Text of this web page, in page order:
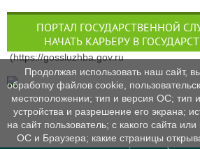
ПОРТАЛ ГОСУДАРСТВЕННОЙ
НАЧАТЬ КАРЬЕРУ В
(https://gossluzhba.gov.ru
Продолжая использовать наш сайт,
обработку файлов cookie,
местоположении; тип и версия ОС; тип
устройства и разрешение его экрана;
на сайт пользователь; с какого сайта
ОС и Браузера; какие страницы